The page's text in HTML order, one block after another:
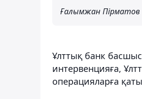
Ғалымжан Пірматов
Ұлттық банк
интервенцияға,
операцияларға